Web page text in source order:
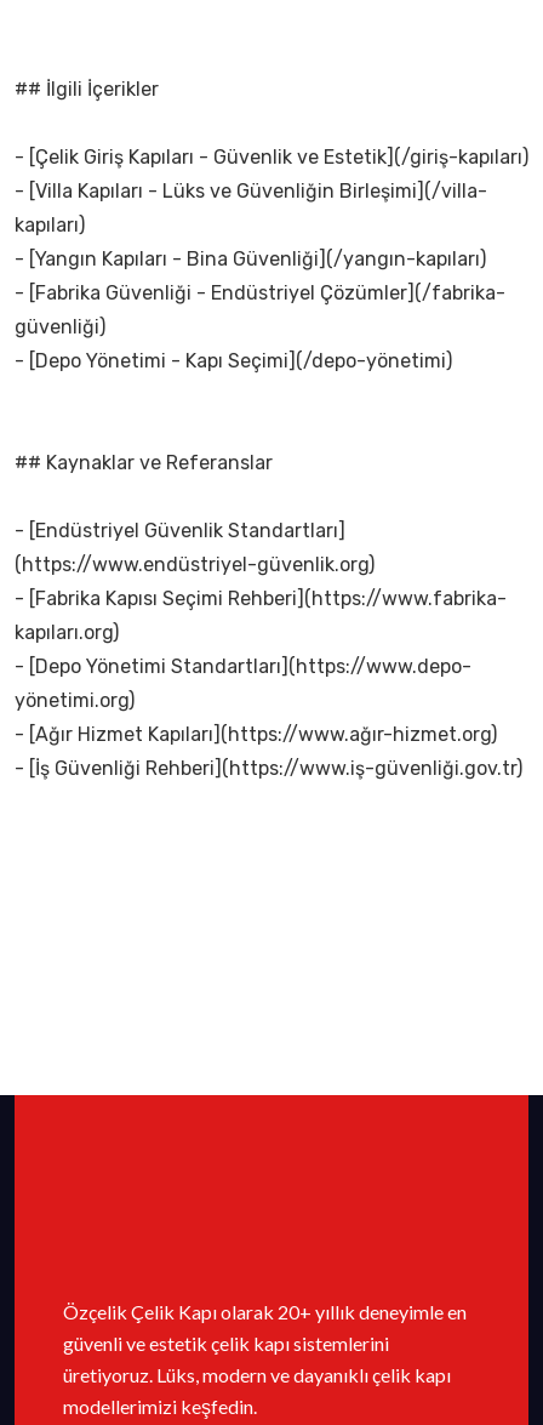
## İlgili İçerikler
- [Çelik Giriş Kapıları - Güvenlik ve Estetik](/giriş-kapıları)
- [Villa Kapıları - Lüks ve Güvenliğin Birleşimi](/villa-
kapıları)
- [Yangın Kapıları - Bina Güvenliği](/yangın-kapıları)
- [Fabrika Güvenliği - Endüstriyel Çözümler](/fabrika-
güvenliği)
- [Depo Yönetimi - Kapı Seçimi](/depo-yönetimi)
## Kaynaklar ve Referanslar
- [Endüstriyel Güvenlik Standartları]
(https://www.endüstriyel-güvenlik.org)
- [Fabrika Kapısı Seçimi Rehberi](https://www.fabrika-
kapıları.org)
- [Depo Yönetimi Standartları](https://www.depo-
yönetimi.org)
- [Ağır Hizmet Kapıları](https://www.ağır-hizmet.org)
- [İş Güvenliği Rehberi](https://www.iş-güvenliği.gov.tr)
Özçelik Çelik Kapı olarak 20+ yıllık deneyimle en
güvenli ve estetik çelik kapı sistemlerini
üretiyoruz. Lüks, modern ve dayanıklı çelik kapı
modellerimizi keşfedin.